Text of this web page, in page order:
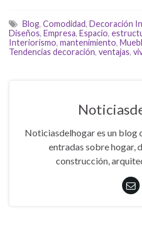
Blog, Comodidad, Decoración
Diseños, Empresa, Espacio,
Interiorismo, mantenimiento,
Tendencias decoración, ventajas,
Noticiasdelhogar es un blog
entradas sobre hogar,
construcción,